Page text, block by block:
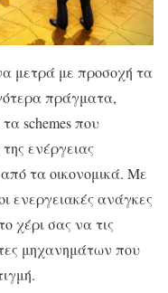
μετρά με προσοχή τα
πράγματα,
schemes που
ενέργειας
τα οικονομικά. Με
ενεργειακές ανάγκες
χέρι σας να τις
μηχανημάτων που